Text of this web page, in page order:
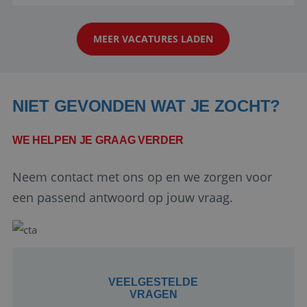
werken: of het nu gaat om vragen ...
MEER VACATURES LADEN
NIET GEVONDEN WAT JE ZOCHT?
WE HELPEN JE GRAAG VERDER
Neem contact met ons op en we zorgen voor
een passend antwoord op jouw vraag.
VEELGESTELDE
VRAGEN
Google Privacy Policy